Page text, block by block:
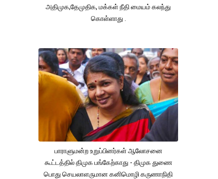
அதிமுக,தேமுதிக, மக்கள் நீதி மையம் கலந்து
கொள்ளாது .
பாராளுமன்ற உறுப்பினர்கள் ஆலோசனை
கூட்டத்தில் திமுக பங்கேற்காது - திமுக துணை
பொது செயலாளருமான கனிமொழி கருணாநிதி